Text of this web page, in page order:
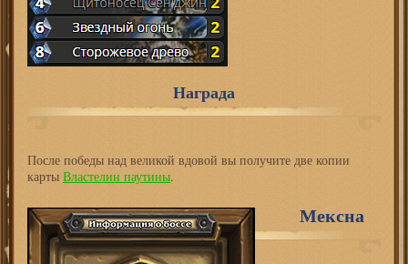
Награда
После победы над великой вдовой вы получите две копии
карты Властелин паутины.
Мексна